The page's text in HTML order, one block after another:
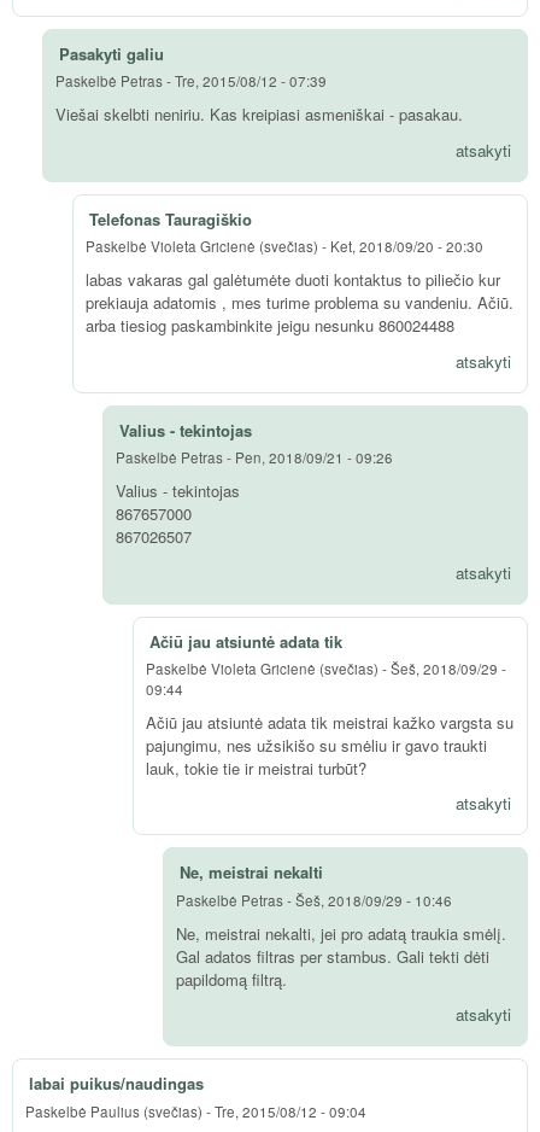
Pasakyti galiu
Paskelbė Petras-Tre, 2015/08/12 - 07:39
Viešai skelbti neniriu. Kas kreipiasi asmeniškai - pasakau.
atsakyti
Telefonas Tauragiškio
Paskelbė Violeta Gricienė (svečias) - Ket, 2018/09/20 - 20:30
labas vakaras gal galėtumėte duoti kontaktus to piliečio kur
prekiauja adatomis , mes turime problema su vandeniu. Ačiū.
arba tiesiog paskambinkite jeigu nesunku 860024488
atsakyti
Valius - tekintojas
Paskelbė Petras- Pen, 2018/09/21 - 09:26
Valius - tekintojas
867657000
867026507
atsakyti
Ačiū jau atsiuntė adata tik
Paskelbė Violeta Gricienė (svečias) -Šeš, 2018/09/29 -
09:44
Ačiū jau atsiuntė adata tik meistrai kažko vargsta su
pajungimu, nes užsikišo su smėliu ir gavo traukti
lauk, tokie tie ir meistrai turbūt?
atsakyti
Ne, meistrai nekalti
Paskelbė Petras-Šeš, 2018/09/29 - 10:46
Ne, meistrai nekalti, jei pro adatą traukia smėlį.
Gal adatos filtras per stambus. Gali tekti dėti
papildomą filtrą.
atsakyti
labai puikus/naudingas
Paskelbė Paulius (svečias) -Tre, 2015/08/12 - 09:04